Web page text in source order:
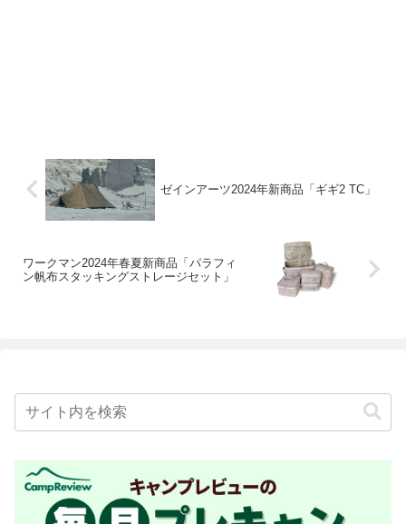
ゼインアーツ2024年新商品「ギギ2 TC」
ワークマン2024年春夏新商品「パラフィ
ン帆布スタッキングストレージセット」